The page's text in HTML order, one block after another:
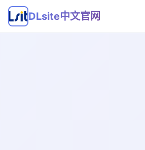
DLsite中文官网